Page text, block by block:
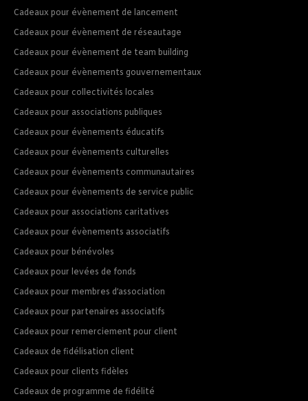
Cadeaux pour évènement de lancement
Cadeaux pour évènement de réseautage
Cadeaux pour évènement de team building
Cadeaux pour évènements gouvernementaux
Cadeaux pour collectivités locales
Cadeaux pour associations publiques
Cadeaux pour évènements éducatifs
Cadeaux pour évènements culturelles
Cadeaux pour évènements communautaires
Cadeaux pour évènements de service public
Cadeaux pour associations caritatives
Cadeaux pour évènements associatifs
Cadeaux pour bénévoles
Cadeaux pour levées de fonds
Cadeaux pour membres d’association
Cadeaux pour partenaires associatifs
Cadeaux pour remerciement pour client
Cadeaux de fidélisation client
Cadeaux pour clients fidèles
Cadeaux de programme de fidélité